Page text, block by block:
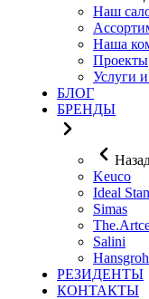
Наш
Наша
Проекты
Услуги
БЛОГ
БРЕНДЫ
Keuco
Ideal
Simas
Salini
РЕЗИДЕНТЫ
КОНТАКТЫ